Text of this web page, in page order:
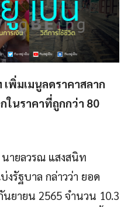
เพิ่มเมนูลดราคาสลาก
ในราคาที่ถูกกว่า 80
ายลวรณ แสงสนิท
งรัฐบาล กล่าวว่า ยอด
ยายน 2565 จำนวน 10.3